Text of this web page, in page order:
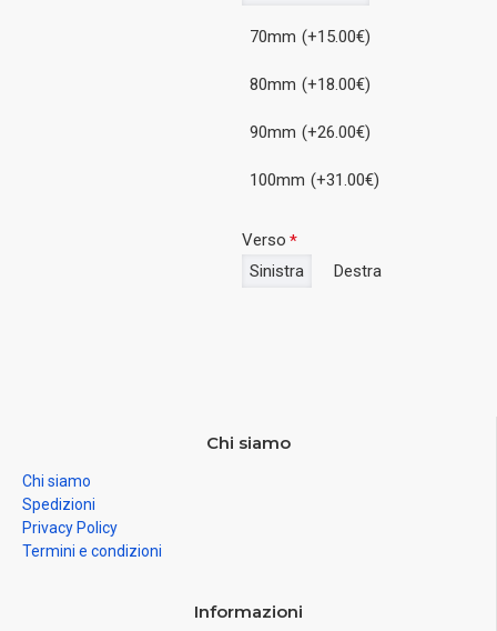
70mm (+15.00€)
80mm (+18.00€)
90mm (+26.00€)
100mm (+31.00€)
Verso
Sinistra
Destra
Chi siamo
Chi siamo
Spedizioni
Privacy Policy
Termini e condizioni
Informazioni